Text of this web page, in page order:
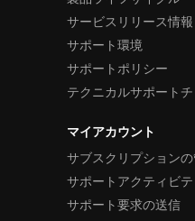
サービスリリース情報
サポート環境
サポートポリシー
テクニカルサポート
マイアカウント
サブスクリプション
サポートアクティビ
サポート要求の送信